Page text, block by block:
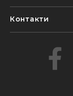
Контакти